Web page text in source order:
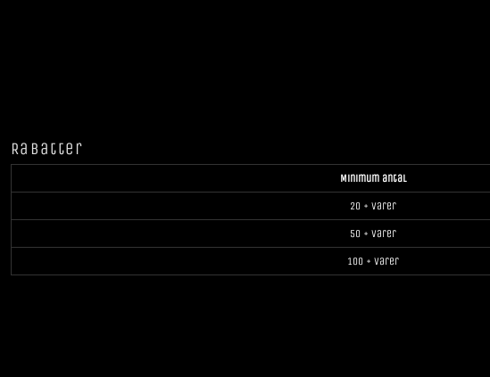
Rabatter
Minimum antal
20 + varer
50 + varer
100 + varer